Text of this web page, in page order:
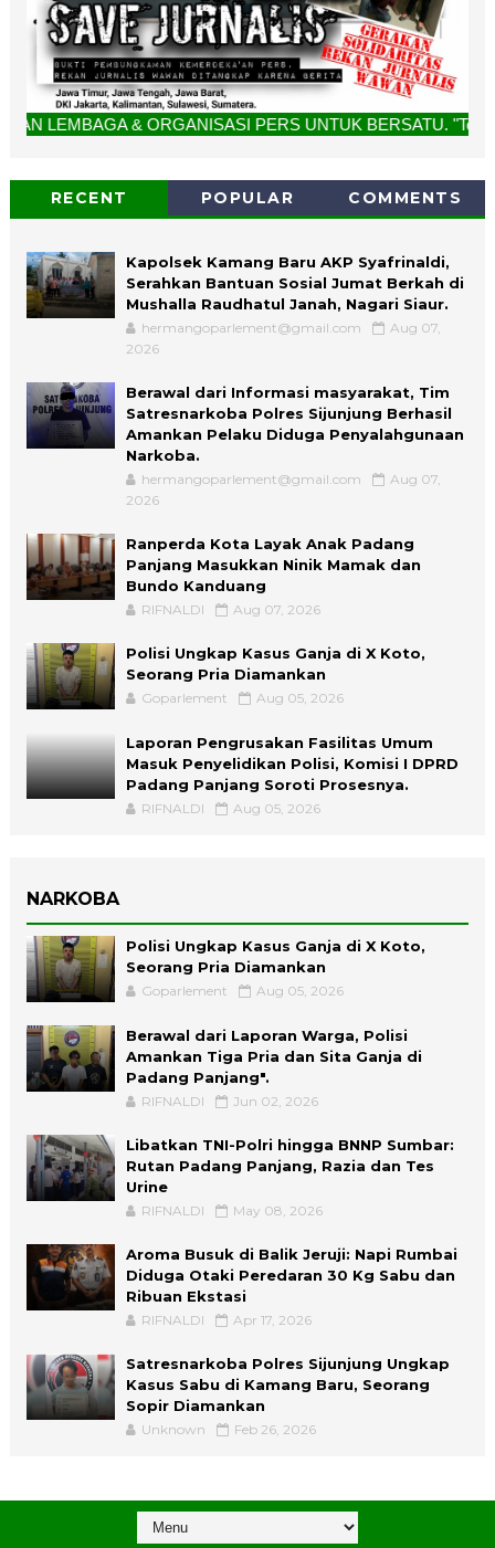
& ORGANISASI PERS UNTUK BERSATU. "Tolak
RECENT POPULAR COMMENTS
Kapolsek Kamang Baru AKP Syafrinaldi,
Serahkan Bantuan Sosial Jumat Berkah di
Mushalla Raudhatul Janah, Nagari Siaur.
hermangoparlement@gmail.com
Aug 07,
2026
Berawal dari Informasi masyarakat, Tim
Satresnarkoba Polres Sijunjung Berhasil
Amankan Pelaku Diduga Penyalahgunaan
Narkoba.
hermangoparlement@gmail.com
Aug 07,
2026
Ranperda Kota Layak Anak Padang
Panjang Masukkan Ninik Mamak dan
Bundo Kanduang
RIFNALDI Aug 07, 2026
Polisi Ungkap Kasus Ganja di X Koto,
Seorang Pria Diamankan
Goparlement Aug 05, 2026
Laporan Pengrusakan Fasilitas Umum
Masuk Penyelidikan Polisi, Komisi I DPRD
Padang Panjang Soroti Prosesnya.
RIFNALDI Aug 05, 2026
NARKOBA
Polisi Ungkap Kasus Ganja di X Koto,
Seorang Pria Diamankan
Goparlement Aug 05, 2026
Berawal dari Laporan Warga, Polisi
Amankan Tiga Pria dan Sita Ganja di
Padang Panjang".
RIFNALDI Jun 02, 2026
Libatkan TNI-Polri hingga BNNP Sumbar:
Rutan Padang Panjang, Razia dan Tes
Urine
RIFNALDI May 08, 2026
Aroma Busuk di Balik Jeruji: Napi Rumbai
Diduga Otaki Peredaran 30 Kg Sabu dan
Ribuan Ekstasi
RIFNALDI Apr 17, 2026
Satresnarkoba Polres Sijunjung Ungkap
Kasus Sabu di Kamang Baru, Seorang
Sopir Diamankan
Unknown Feb 26, 2026